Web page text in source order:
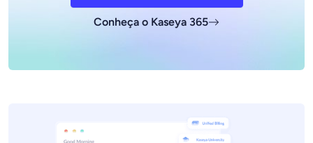
Conheça o Kaseya 365